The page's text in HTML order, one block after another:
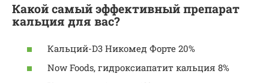
Какой самый эффективный препарат
кальция для вас?
Кальций-D3 Никомед Форте 20%
Now Foods, гидроксиапатит кальция 8%